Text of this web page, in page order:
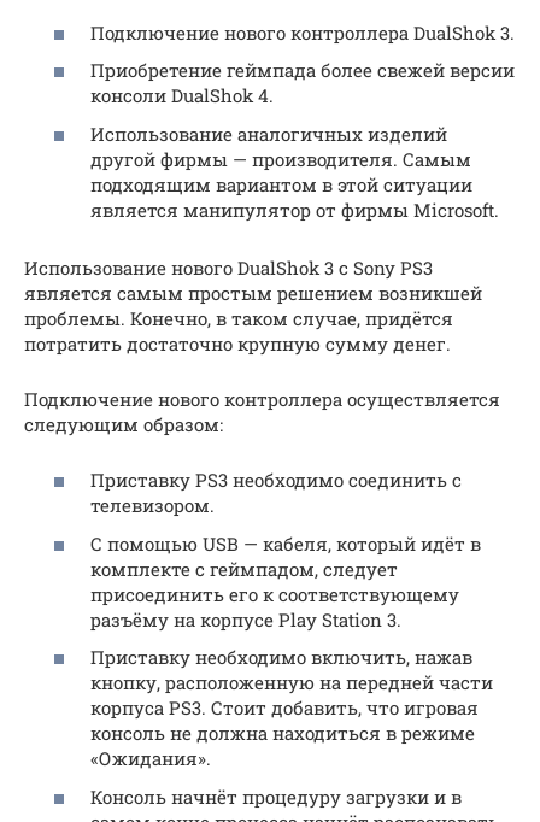
Подключение нового контроллера DualShok 3.
Приобретение геймпада более свежей версии
консоли DualShok 4.
Использование аналогичных изделий
другой фирмы — производителя. Самым
подходящим вариантом в этой ситуации
является манипулятор от фирмы Microsoft.
Использование нового DualShok 3 с Sony PS3
является самым простым решением возникшей
проблемы. Конечно, в таком случае, придётся
потратить достаточно крупную сумму денег.
Подключение нового контроллера осуществляется
следующим образом:
Приставку PS3 необходимо соединить с
телевизором.
С помощью USB — кабеля, который идёт в
комплекте с геймпадом, следует
присоединить его к соответствующему
разъёму на корпусе Play Station 3.
Приставку необходимо включить, нажав
кнопку, расположенную на передней части
корпуса PS3. Стоит добавить, что игровая
консоль не должна находиться в режиме
«Ожидания».
Консоль начнёт процедуру загрузки и в